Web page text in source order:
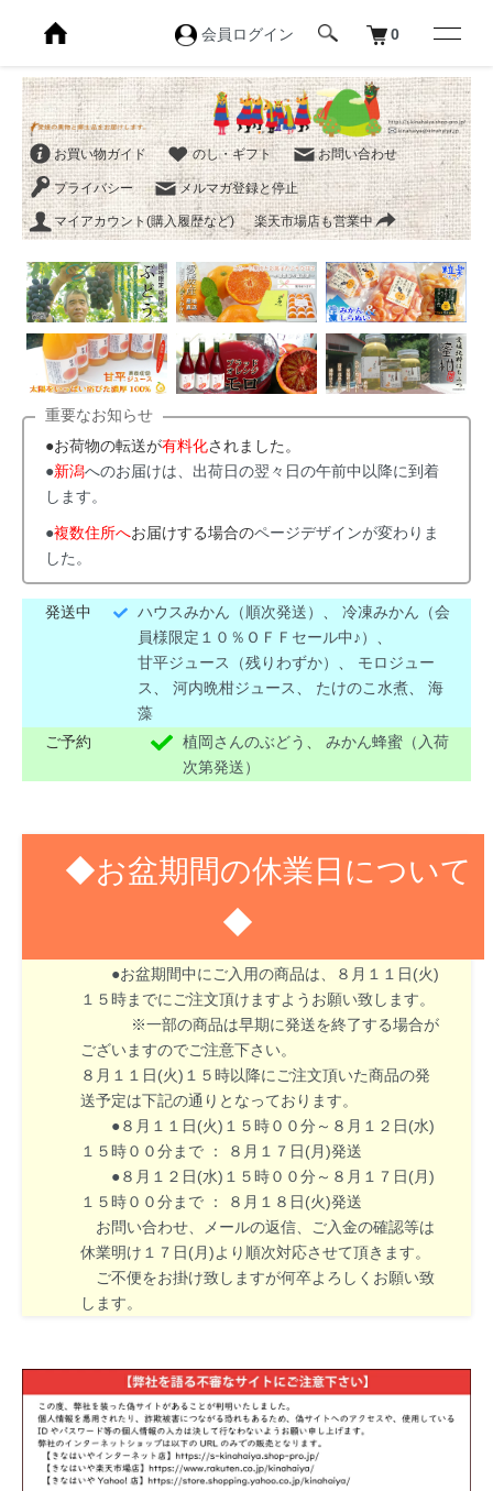
会員ログイン 0
お買い物ガイド のし・ギフト お問い合わせ
プライバシー メルマガ登録と停止
マイアカウント(購入履歴など) 楽天市場店も営業中
重要なお知らせ
●お荷物の転送が有料化されました。
●新潟へのお届けは、出荷日の翌々日の午前中以降に到着
します。
●複数住所へお届けする場合のページデザインが変わりま
した。
発送中 ハウスみかん（順次発送） 、冷凍みかん（会
員様限定１０％ＯＦＦセール中♪）
甘平ジュース（残りわずか）
モロジュー
ス
、河内晩柑ジュース たけのこ水煮 、海
藻
ご予約
植岡さんのぶどう 、みかん蜂蜜（入荷
次第発送）
◆お盆期間の休業日について
◆
８月１３日(木)～１６日(日)はお盆期間のため休業
●お盆期間中にご入用の商品は、８月１１日(火)
１５時までにご注文頂けますようお願い致します。
※一部の商品は早期に発送を終了する場合が
ございますのでご注意下さい。
８月１１日(火)１５時以降にご注文頂いた商品の発
送予定は下記の通りとなっております。
●８月１１日(火)１５時００分～８月１２日(水)
１５時００分まで ： ８月１７日(月)発送
●８月１２日(水)１５時００分～８月１７日(月)
１５時００分まで ： ８月１８日(火)発送
お問い合わせ、メールの返信、ご入金の確認等は
休業明け１７日(月)より順次対応させて頂きます。
ご不便をお掛け致しますが何卒よろしくお願い致
します。